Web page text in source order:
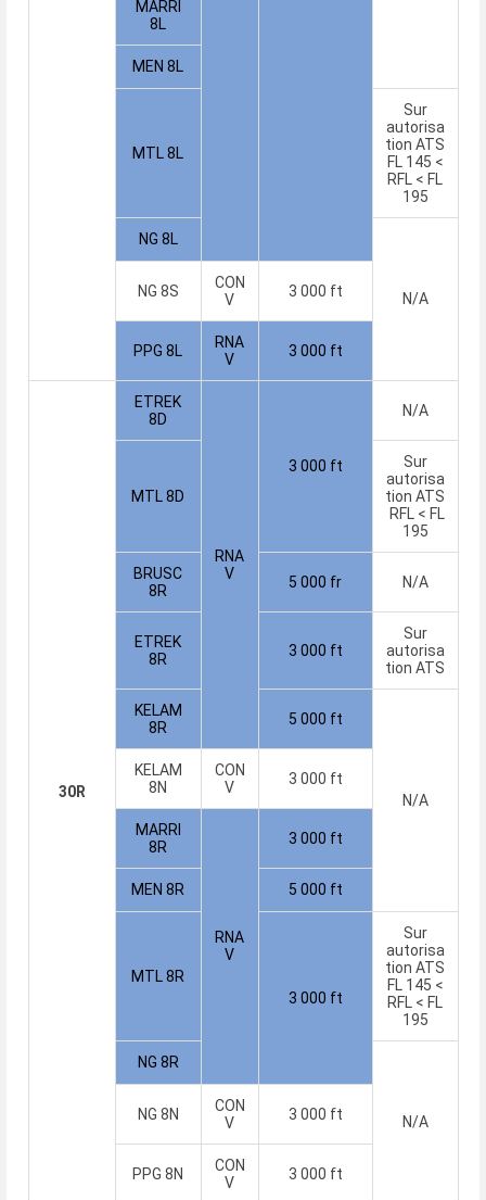
MARRI
8L
MEN 8L
MTL 8L
Sur
autorisa
tion ATS
FL 145 <
RFL < FL
195
NG 8L
N/A
NG 8S
CON
V
3 000 ft
PPG 8L
RNA
V
3 000 ft
30R
ETREK
8D
RNA
V
3 000 ft
N/A
MTL 8D
Sur
autorisa
tion ATS
RFL < FL
195
BRUSC
8R
5 000 fr N/A
ETREK
8R
3 000 ft
Sur
autorisa
tion ATS
KELAM
8R
5 000 ft
N/A
KELAM
8N
CON
V
3 000 ft
MARRI
8R
RNA
V
3 000 ft
MEN 8R 5 000 ft
MTL 8R
3 000 ft
Sur
autorisa
tion ATS
FL 145 <
RFL < FL
195
NG 8R
N/A
NG 8N
CON
V
3 000 ft
PPG 8N
CON
V
3 000 ft